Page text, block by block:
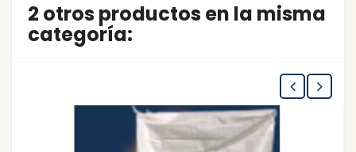
2 otros productos en la misma
categoría: